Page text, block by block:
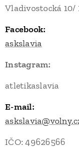
Vladivostocká 10/
Facebook:
askslavia
Instagram:
atletikaslavia
E-mail:
IČO: 49626566